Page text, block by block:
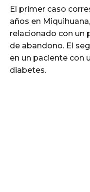
El primer caso
años en
relacionado con un
de abandono. El
en un paciente con
diabetes.